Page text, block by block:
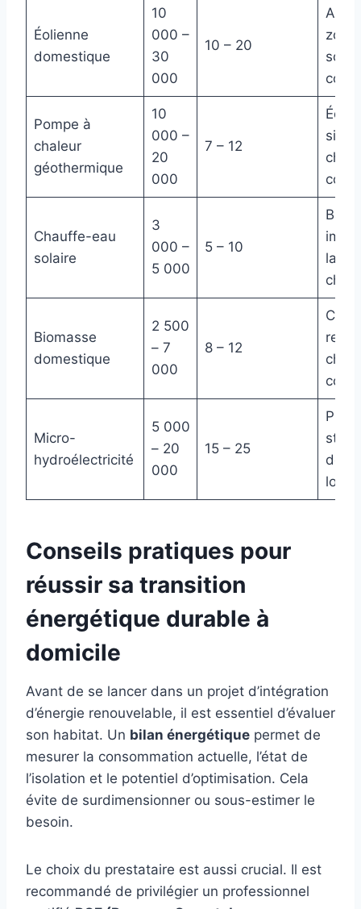
Éolienne
domestique
10
000 –
30
000
10 – 20
Pompe à
chaleur
géothermique
10
000 –
20
000
7 – 12
Chauffe-eau
solaire
3
000 –
5 000
5 – 10
la
Biomasse
domestique
2 500
– 7
000
8 – 12
Micro-
hydroélectricité
5 000
– 20
000
15 – 25
des
Conseils pratiques pour
réussir sa transition
énergétique durable à
domicile
Avant de se lancer dans un projet d’intégration
d’énergie renouvelable, il est essentiel d’évaluer
son habitat. Un bilan énergétique permet de
mesurer la consommation actuelle, l’état de
l’isolation et le potentiel d’optimisation. Cela
évite de surdimensionner ou sous-estimer le
besoin.
Le choix du prestataire est aussi crucial. Il est
recommandé de privilégier un professionnel